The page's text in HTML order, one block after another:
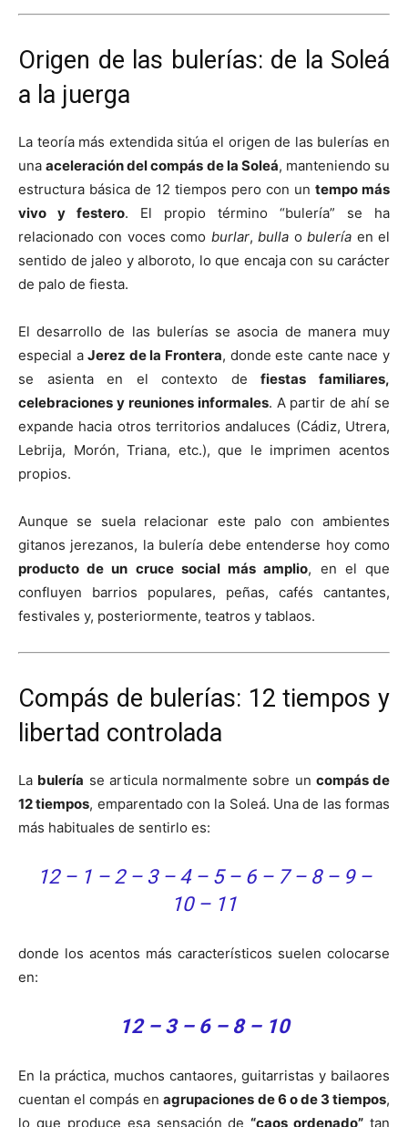
Origen de las bulerías: de la Soleá
a la juerga
La teoría más extendida sitúa el origen de las bulerías en
unaaceleración del compás de la Soleá, manteniendo su
estructura básica de 12 tiempos pero con un tempo más
vivo y festero. El propio término “bulería” se ha
relacionado con voces como burlar,bulla obulería en el
sentido de jaleo y alboroto, lo que encaja con su carácter
de palo de fiesta.
El desarrollo de las bulerías se asocia de manera muy
especial aJerez de la Frontera, donde este cante nace y
se asienta en el contexto defiestas familiares,
celebraciones y reuniones informales. A partir de ahí se
expande hacia otros territorios andaluces (Cádiz, Utrera,
Lebrija, Morón, Triana, etc.), que le imprimen acentos
propios.
Aunque se suela relacionar este palo con ambientes
gitanos jerezanos, la bulería debe entenderse hoy como
producto de un cruce social más amplio, en el que
confluyen barrios populares, peñas, cafés cantantes,
festivales y, posteriormente, teatros y tablaos.
Compás de bulerías: 12 tiempos y
libertad controlada
La bulería se articula normalmente sobre un compás de
12 tiempos, emparentado con la Soleá. Una de las formas
más habituales de sentirlo es:
12 – 1 – 2 – 3 – 4 – 5 – 6 – 7 – 8 – 9 –
10 – 11
donde los acentos más característicos suelen colocarse
en:
12 – 3 – 6 – 8 – 10
En la práctica, muchos cantaores, guitarristas y bailaores
cuentan el compás enagrupaciones de 6 o de 3 tiempos,
lo que produce esa sensación de“caos ordenado” tan